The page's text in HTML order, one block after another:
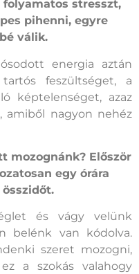
stresszt,
pihenni, egyre
válik.
energia aztán
feszültséget, a
képtelenséget, azaz
amiből nagyon nehéz
mozognánk? Először
egy órára
és vágy velünk
belénk van kódolva.
szeret mozogni,
a szokás valahogy